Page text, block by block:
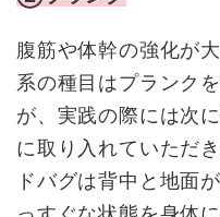
腹筋や体幹の強化が
系の種目はプランク
が、実践の際には次
に取り入れていただ
ドバグは背中と地面